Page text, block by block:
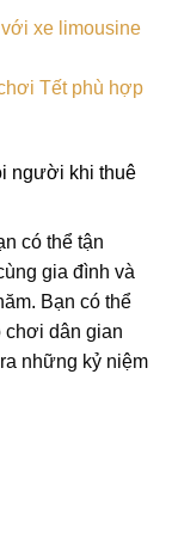
xe limousine
Tết phù hợp
người khi thuê
có thể tận
gia đình và
Bạn có thể
chơi dân gian
những kỷ niệm